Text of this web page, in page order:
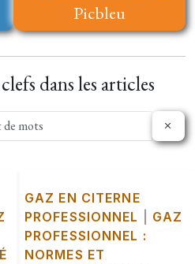
Picbleu
dans les articles
GAZ EN CITERNE
PROFESSIONNEL
GAZ
PROFESSIONNEL :
NORMES ET